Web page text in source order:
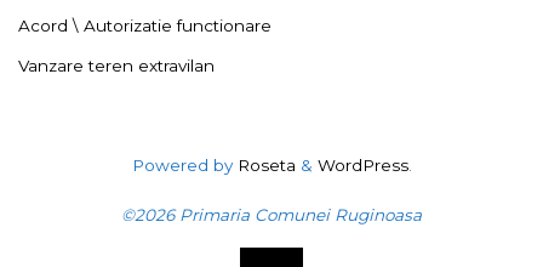
Acord \ Autorizatie functionare
Vanzare teren extravilan
Powered byRoseta & WordPress.
©2026 Primaria Comunei Ruginoasa